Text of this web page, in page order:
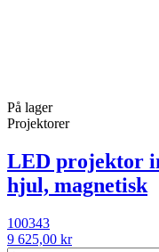
På lager
Projektorer
LED projektor
hjul, magnetisk
100343
9 625,00 kr